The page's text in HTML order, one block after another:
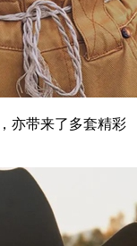
亦带来了多套精彩